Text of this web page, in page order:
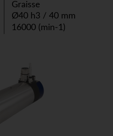
Graisse
Ø40 h3 / 40 mm
16000 (min-1)